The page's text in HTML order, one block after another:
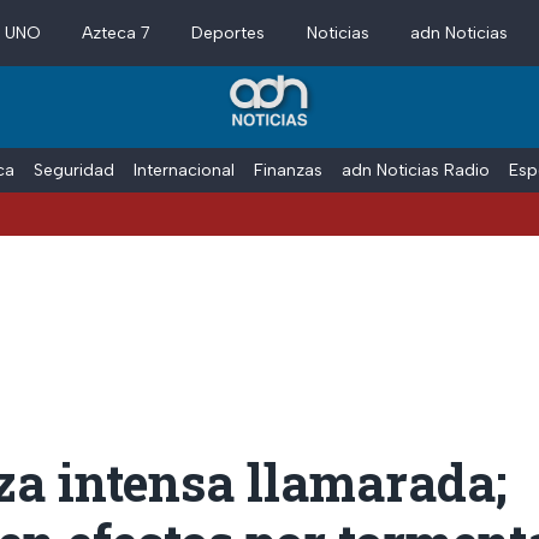
Azteca 7 Deportes Noticias adn Noticias
Seguridad Internacional Finanzas adn Noticias Radio
intensa llamarada;